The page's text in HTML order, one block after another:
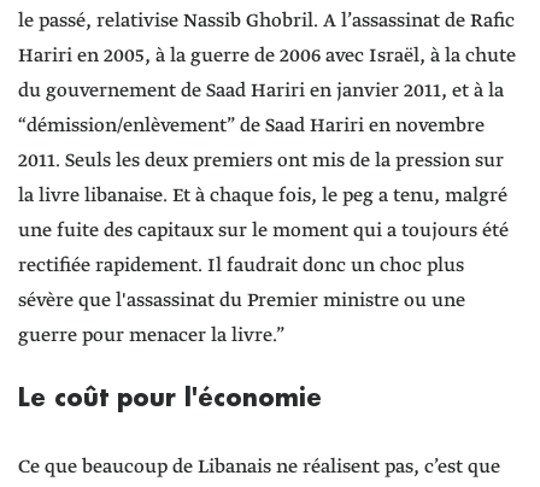
le passé, relativise Nassib Ghobril. A l’assassinat de Rafic
Hariri en 2005, à la guerre de 2006 avec Israël, à la chute
du gouvernement de Saad Hariri en janvier 2011, et à la
“démission/enlèvement” de Saad Hariri en novembre
2011. Seuls les deux premiers ont mis de la pression sur
la livre libanaise. Et à chaque fois, le peg a tenu, malgré
une fuite des capitaux sur le moment qui a toujours été
rectifiée rapidement. Il faudrait donc un choc plus
sévère que l'assassinat du Premier ministre ou une
guerre pour menacer la livre.”
Le coût pour l'économie
Ce que beaucoup de Libanais ne réalisent pas, c’est que